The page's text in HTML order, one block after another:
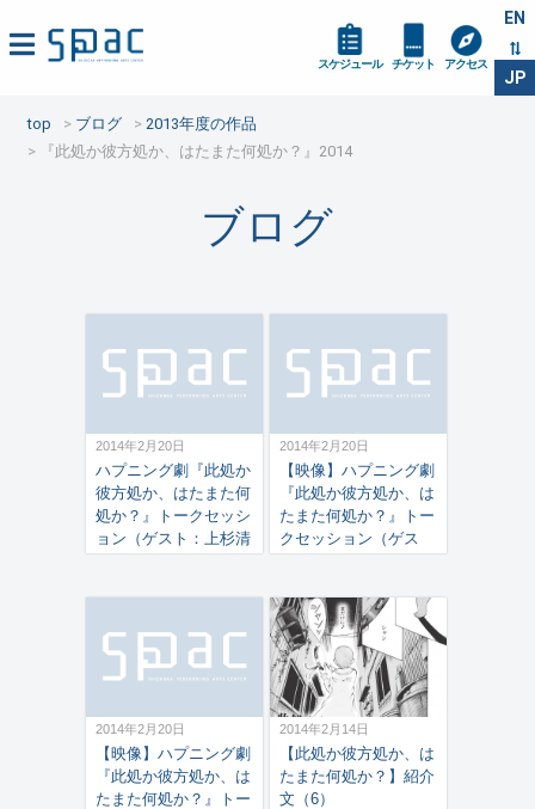
EN
JP
スケジュール チケット アクセス
top ブログ
2013年度の作品
『此処か彼方処か、はたまた何処か？』2014
ブログ
2014年2月20日
ハプニング劇『此処か
彼方処か、はたまた何
処か？』トークセッシ
ョン（ゲスト：上杉清
淳） 2014年2月16日
2014年2月20日
【映像】ハプニング劇
『此処か彼方処か、は
たまた何処か？』トー
クセッション（ゲス
芸員／基礎芸術］、聞
き手：大岡淳）2014年
2月15日
2014年2月20日
【映像】ハプニング劇
『此処か彼方処か、は
たまた何処か？』トー
2014年2月14日
【此処か彼方処か、は
たまた何処か？】紹介
文（6）